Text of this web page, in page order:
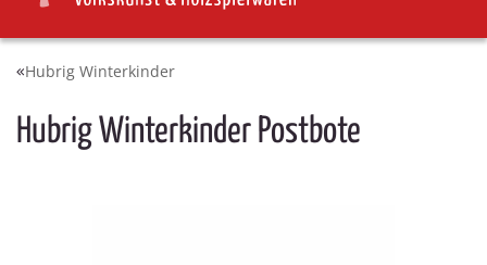
Hubrig Winterkinder
Hubrig Winterkinder Postbote